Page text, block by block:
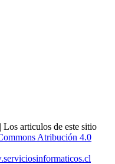
| Los articulos de este sitio
Atribución 4.0